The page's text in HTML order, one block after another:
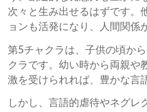
次々と生み出せるはずです。
ョンも活発になり、人間関係
第5チャクラは、子供の頃か
クラです。幼い時から両親や
激を受けられれば、豊かな言
しかし、言語的虐待やネグレ